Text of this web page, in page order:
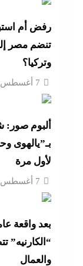
رفض أم
تنضم مصر
وتركيا؟
7 أغسطس، 2026
ألبوم صور:
لأول مرة
7 أغسطس، 2026
بعد واقعة
“الكارنيه”
والعمال